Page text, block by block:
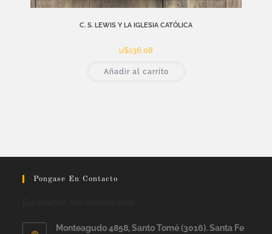
C. S. LEWIS Y LA IGLESIA CATÓLICA
u$s36,08
Añadir al carrito
Pongase En Contacto
Monteagudo 4858, Santo Tomé (3016). Santa Fe